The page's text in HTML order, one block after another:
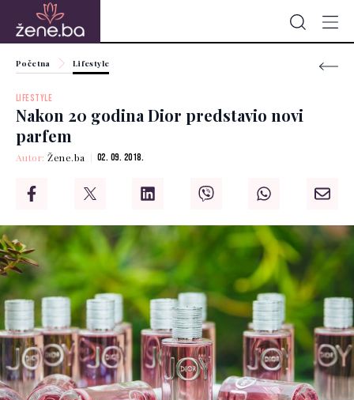
Početna Lifestyle
LIFESTYLE
Nakon 20 godina Dior predstavio novi
parfem
Autor:Žene.ba 02. 09. 2018.